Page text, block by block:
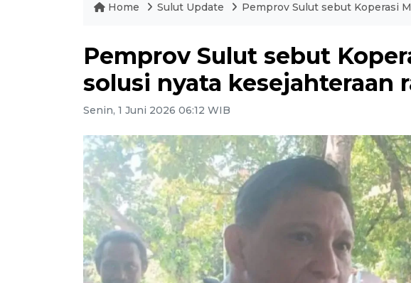
Home Sulut Update Pemprov Sulut sebut Koperasi
Pemprov Sulut sebut
solusi nyata kesejahteraan
Senin, 1 Juni 2026 06:12 WIB